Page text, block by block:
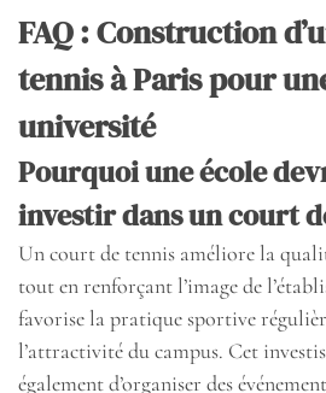
FAQ : Construction
tennis à Paris pour
université
Pourquoi une école
investir dans un court
Un court de tennis améliore la
tout en renforçant l’image de
favorise la pratique sportive
l’attractivité du campus. Cet
également d’organiser des